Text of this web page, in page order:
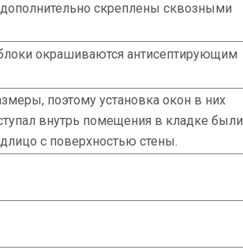
скреплены сквозными
окрашиваются антисептирующим
поэтому установка окон в них
внутрь помещения в кладке были
с поверхностью стены.